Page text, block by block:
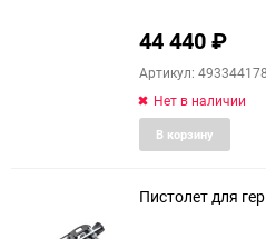
44 440₽
Артикул:
Нет в наличии
В корзину
Пистолет для